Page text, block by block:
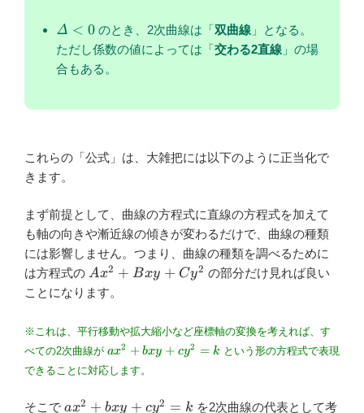
\varDelta<0
Δ < 0のとき、2次曲線は「双曲線」となる。
ただし係数の値によっては「交わる2直線」の場
合もある。
これらの「公式」は、大雑把には以下のように正当化で
きます。
まず前提として、曲線の方程式に直線の方程式を加えて
も軸の向きや漸近線の傾きが変わるだけで、曲線の種類
には影響しません。つまり、曲線の種類を調べるために
は方程式の Ax^2+Bxy+Cy^2
Ax2 + Bxy + Cy2 の部分だけ見れば良い
ことになります。
※これは、平行移動や拡大縮小など座標軸の変換を考えれば、す
べての2次曲線が ax^2+bxy+cy^2=k
ax2 + bxy + cy2 = k という形の方程式で表現
できることに対応します。
そこで ax^2+bxy+cy^2=k
ax2 + bxy + cy2 = k を2次曲線の代表として考